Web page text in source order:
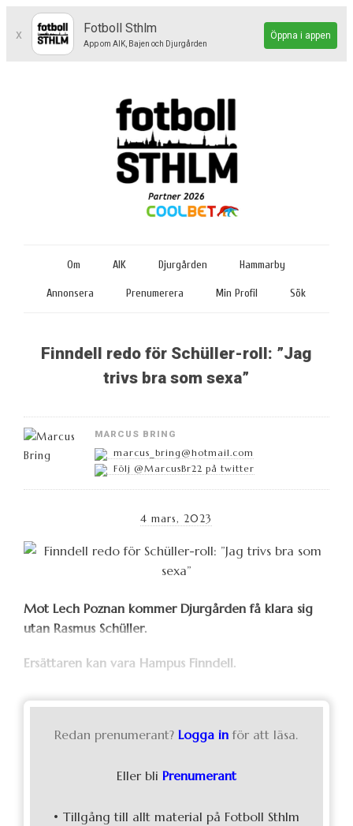
x Fotboll Sthlm
App om AIK, Bajen och Djurgården
Öppna i appen
Om AIK Djurgården Hammarby
Annonsera Prenumerera Min Profil Sök
Finndell redo för Schüller-roll: ”Jag
trivs bra som sexa”
MARCUS BRING
marcus_bring@hotmail.com
Följ @MarcusBr22 på twitter
4 mars, 2023
Mot Lech Poznan kommer Djurgården få klara sig
utan Rasmus Schüller.
Ersättaren kan vara Hampus Finndell.
Redan prenumerant? Logga in för att läsa.
Eller bli Prenumerant
• Tillgång till allt material på Fotboll Sthlm